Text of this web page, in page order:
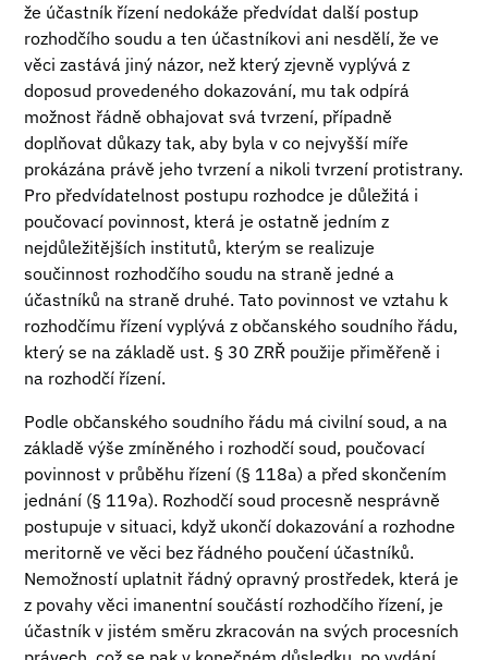
že účastník řízení nedokáže předvídat další postup
rozhodčího soudu a ten účastníkovi ani nesdělí, že ve
věci zastává jiný názor, než který zjevně vyplývá z
doposud provedeného dokazování, mu tak odpírá
možnost řádně obhajovat svá tvrzení, případně
doplňovat důkazy tak, aby byla v co nejvyšší míře
prokázána právě jeho tvrzení a nikoli tvrzení protistrany.
Pro předvídatelnost postupu rozhodce je důležitá i
poučovací povinnost, která je ostatně jedním z
nejdůležitějších institutů, kterým se realizuje
součinnost rozhodčího soudu na straně jedné a
účastníků na straně druhé. Tato povinnost ve vztahu k
rozhodčímu řízení vyplývá z občanského soudního řádu,
který se na základě ust. § 30 ZRŘ použije přiměřeně i
na rozhodčí řízení.
Podle občanského soudního řádu má civilní soud, a na
základě výše zmíněného i rozhodčí soud, poučovací
povinnost v průběhu řízení (§ 118a) a před skončením
jednání (§ 119a). Rozhodčí soud procesně nesprávně
postupuje v situaci, když ukončí dokazování a rozhodne
meritorně ve věci bez řádného poučení účastníků.
Nemožností uplatnit řádný opravný prostředek, která je
z povahy věci imanentní součástí rozhodčího řízení, je
účastník v jistém směru zkracován na svých procesních